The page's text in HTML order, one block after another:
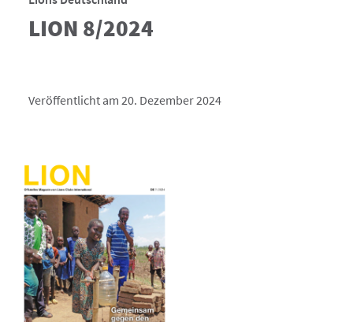
LION 8/2024
Veröffentlicht am 20. Dezember 2024